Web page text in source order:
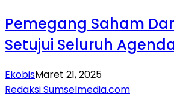
Pemegang Saham
Setujui Seluruh Agenda
EkobisMaret 21, 2025
Redaksi Sumselmedia.com